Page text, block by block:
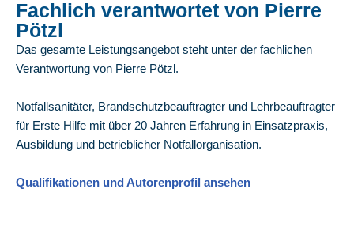
Fachlich verantwortet von Pierre
Pötzl
Das gesamte Leistungsangebot steht unter der fachlichen
Verantwortung von Pierre Pötzl.
Notfallsanitäter, Brandschutzbeauftragter und Lehrbeauftragter
für Erste Hilfe mit über 20 Jahren Erfahrung in Einsatzpraxis,
Ausbildung und betrieblicher Notfallorganisation.
Qualifikationen und Autorenprofil ansehen